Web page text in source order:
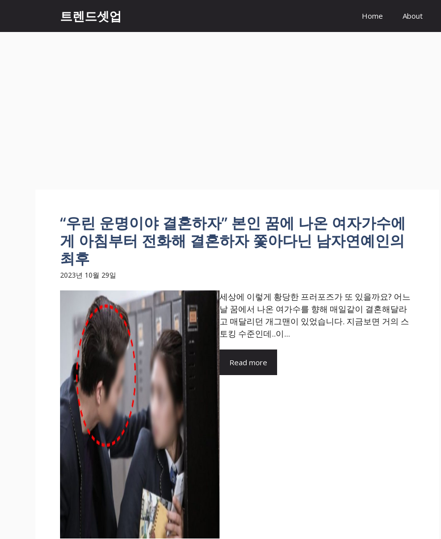
츠
트렌드셋업 Home About
“우린 운명이야 결혼하자” 본인 꿈에 나온 여자가수에
게 아침부터 전화해 결혼하자 쫓아다닌 남자연예인의
최후
2023년 10월 29일
세상에 이렇게 황당한 프러포즈가 또 있을까요? 어느
날 꿈에서 나온 여가수를 향해 매일같이 결혼해달라
고 매달리던 개그맨이 있었습니다. 지금보면 거의 스
토킹 수준인데..이...
Read more